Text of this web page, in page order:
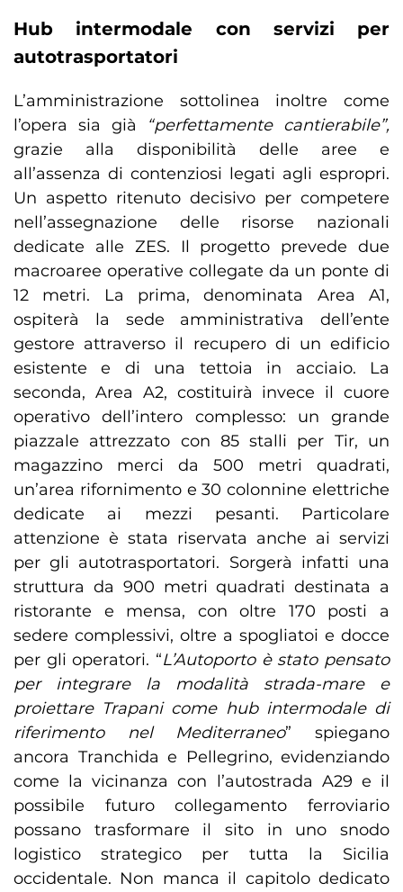
Hub intermodale con servizi per
autotrasportatori
L’amministrazione sottolinea inoltre come
l’opera sia già
“perfettamente cantierabile”,
grazie alla disponibilità delle aree e
all’assenza di contenziosi legati agli espropri.
Un aspetto ritenuto decisivo per competere
nell’assegnazione delle risorse nazionali
dedicate alle ZES. Il progetto prevede due
macroaree operative collegate da un ponte di
12 metri. La prima, denominata Area A1,
ospiterà la sede amministrativa dell’ente
gestore attraverso il recupero di un edificio
esistente e di una tettoia in acciaio. La
seconda, Area A2, costituirà invece il cuore
operativo dell’intero complesso: un grande
piazzale attrezzato con 85 stalli per Tir, un
magazzino merci da 500 metri quadrati,
un’area rifornimento e 30 colonnine elettriche
dedicate ai mezzi pesanti. Particolare
attenzione è stata riservata anche ai servizi
per gli autotrasportatori. Sorgerà infatti una
struttura da 900 metri quadrati destinata a
ristorante e mensa, con oltre 170 posti a
sedere complessivi, oltre a spogliatoi e docce
per gli operatori. “L’Autoporto è stato pensato
per integrare la modalità strada-mare e
proiettare Trapani come hub intermodale di
riferimento nel Mediterraneo” spiegano
ancora Tranchida e Pellegrino, evidenziando
come la vicinanza con l’autostrada A29 e il
possibile futuro collegamento ferroviario
possano trasformare il sito in uno snodo
logistico strategico per tutta la Sicilia
occidentale. Non manca il capitolo dedicato